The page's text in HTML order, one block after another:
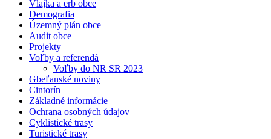
Vlajka a erb obce
Demografia
Územný plán obce
Audit obce
Projekty
Voľby a referendá
Voľby do NR SR 2023
Gbeľanské noviny
Cintorín
Základné informácie
Ochrana osobných údajov
Cyklistické trasy
Turistické trasy